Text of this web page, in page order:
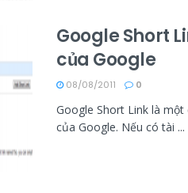
Google Short
của Google
08/08/2011 0
Google Short Link là
của Google. Nếu có tài ...